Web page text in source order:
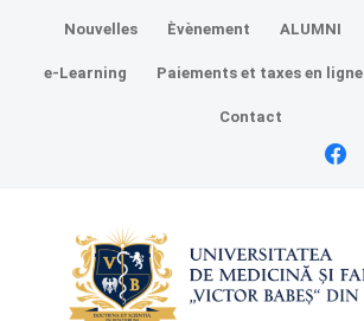
Nouvelles Èvènement ALUMNI
e-Learning Paiements et taxes en ligne
Contact